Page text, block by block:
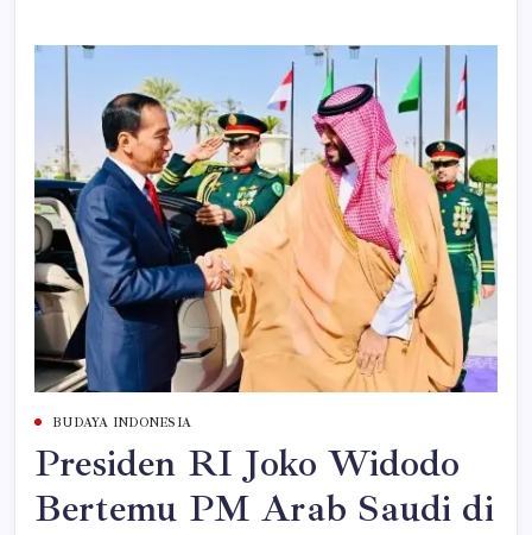
BUDAYA INDONESIA
Presiden RI Joko Widodo
Bertemu PM Arab Saudi di